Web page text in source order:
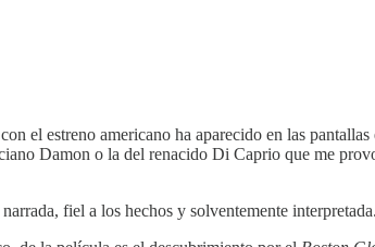
el estreno americano ha aparecido en las
Damon o la del renacido Di Caprio que me
fiel a los hechos y solventemente